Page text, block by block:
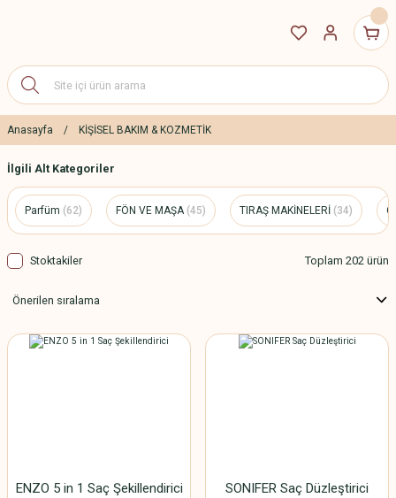
Anasayfa KİŞİSEL BAKIM & KOZMETİK
İlgili Alt Kategoriler
Parfüm (62) FÖN VE MAŞA (45) TIRAŞ MAKİNELERİ (34)
Stoktakiler Toplam 202 ürün
ENZO 5 in 1 Saç Şekillendirici SONIFER Saç Düzleştirici